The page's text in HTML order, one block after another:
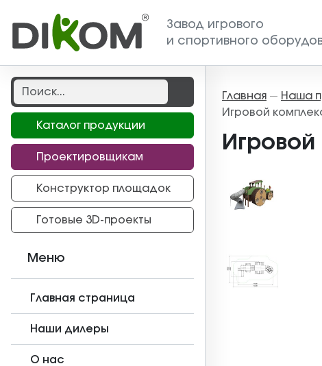
Завод игрового
и спортивного
Каталог продукции
Проектировщикам
Конструктор площадок
Готовые 3D-проекты
Меню
Главная страница
Наши дилеры
О нас
Главная — Наша
Игровой